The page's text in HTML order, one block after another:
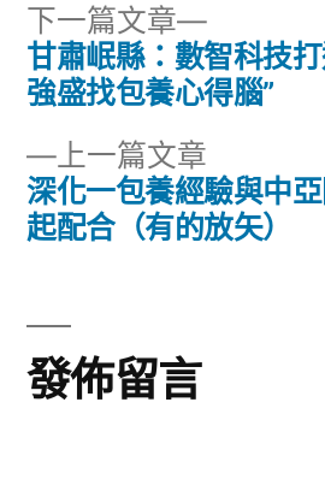
文
導
覽
上一篇文章
一
篇
深化一包養經驗與中
起配合（有的放矢）
下一篇文章
下
一
篇
甘肅岷縣：數智科技
強盛找包養心得腦”
發佈留言